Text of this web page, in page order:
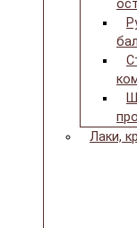
Лаки,